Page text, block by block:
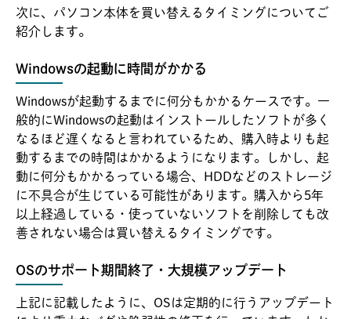
次に、パソコン本体を買い替えるタイミングについてご
紹介します。
Windowsの起動に時間がかかる
Windowsが起動するまでに何分もかかるケースです。一
般的にWindowsの起動はインストールしたソフトが多く
なるほど遅くなると言われているため、購入時よりも起
動するまでの時間はかかるようになります。しかし、起
動に何分もかかるっている場合、HDDなどのストレージ
に不具合が生じている可能性があります。購入から5年
以上経過している・使っていないソフトを削除しても改
善されない場合は買い替えるタイミングです。
OSのサポート期間終了・大規模アップデート
上記に記載したように、OSは定期的に行うアップデート